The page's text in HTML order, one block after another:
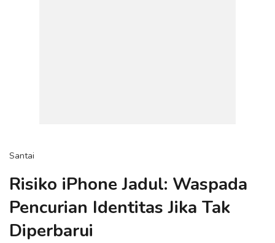
Santai
Risiko iPhone Jadul: Waspada
Pencurian Identitas Jika Tak
Diperbarui